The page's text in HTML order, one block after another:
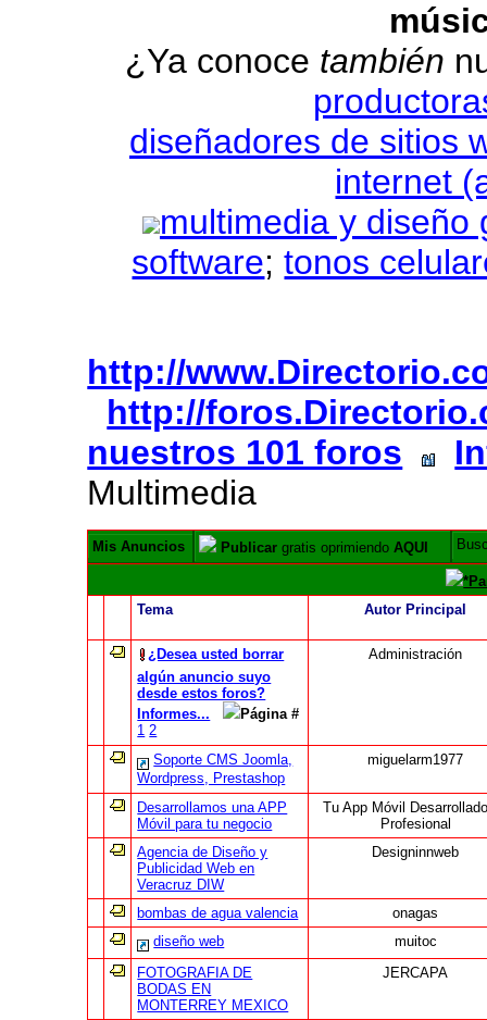
¿Ya conoce también
diseñadores de sitios
internet
multimedia y diseño
software;tonos
http://
http://
nuestros 101 foros
Multimedia
Mis Anuncios Publicar gratis oprimiendoAQUI
Tema
Autor Principal
¿Desea usted borrar
algún anuncio suyo
desde estos foros?
Informes...
Página #
1 2
Administración
Soporte CMS Joomla,
Wordpress, Prestashop
miguelarm1977
Desarrollamos una APP
Móvil para tu negocio
Tu App Móvil
Profesional
Agencia de Diseño y
Publicidad Web en
Veracruz DIW
Designinnweb
bombas de agua valencia
onagas
diseño web
muitoc
FOTOGRAFIA DE
BODAS EN
MONTERREY MEXICO
JERCAPA